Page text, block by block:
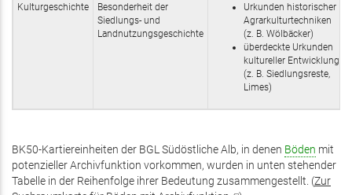
Kulturgeschichte
Besonderheit der
Siedlungs- und
Landnutzungsgeschichte
Urkunden historischer
Agrarkulturtechniken
(z. B. Wölbäcker)
überdeckte Urkunden
kultureller Entwicklung
(z. B. Siedlungsreste,
Limes)
BK50-Kartiereinheiten der BGL Südöstliche Alb, in denen Böden mit
potenzieller Archivfunktion vorkommen, wurden in unten stehender
Tabelle in der Reihenfolge ihrer Bedeutung zusammengestellt. (Zur